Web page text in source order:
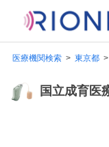
医療機関検索 東京都
国立成育医